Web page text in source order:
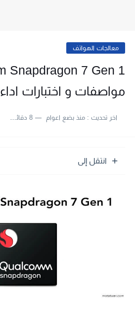
معالجات الهواتف
مواصفات و اختبارات اداء
اخر تحديث :منذ بضع اعوام 8 دقائق للقراءة
انتقل إلى